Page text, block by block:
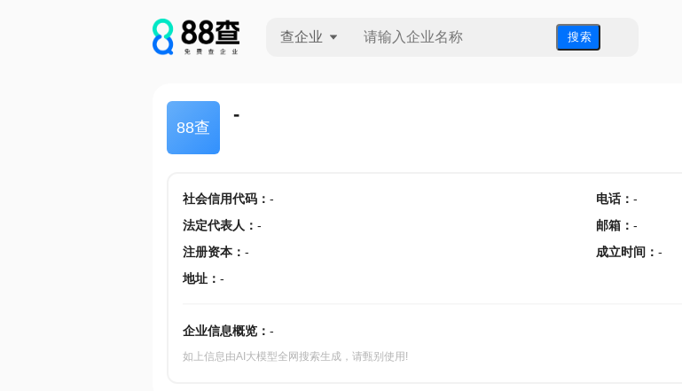
查企业 搜 索
88查
-
社会信用代码： - 电话： -
法定代表人 ： - 邮箱 ： -
注册资本： - 成立时间 ： -
地址： -
企业信息概览： -
如上信息由AI大模型全网搜索生成，请甄别使用!